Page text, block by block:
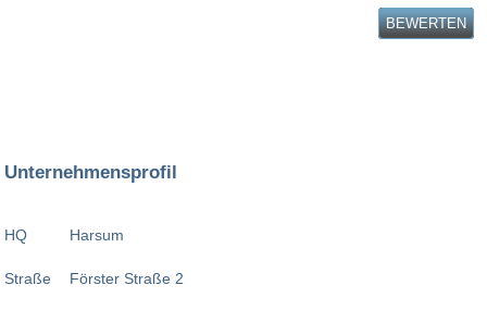
BEWERTEN
Unternehmensprofil
HQ
Straße
Harsum
Förster Straße 2